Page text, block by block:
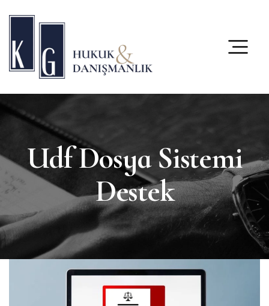
Udf Dosya Sistemi
Destek